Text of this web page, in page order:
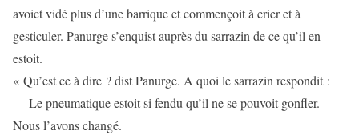
avoict vidé plus d’une barrique et commençoit à crier et à
gesticuler. Panurge s’enquist auprès du sarrazin de ce qu’il en
estoit.
« Qu’est ce à dire ? dist Panurge. A quoi le sarrazin respondit :
— Le pneumatique estoit si fendu qu’il ne se pouvoit gonfler.
Nous l’avons changé.